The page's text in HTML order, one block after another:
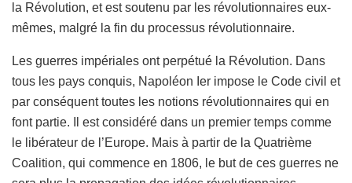
la Révolution, et est soutenu par les révolutionnaires eux-
mêmes, malgré la fin du processus révolutionnaire.
Les guerres impériales ont perpétué la Révolution. Dans
tous les pays conquis, Napoléon Ier impose le Code civil et
par conséquent toutes les notions révolutionnaires qui en
font partie. Il est considéré dans un premier temps comme
le libérateur de l’Europe. Mais à partir de la Quatrième
Coalition, qui commence en 1806, le but de ces guerres ne